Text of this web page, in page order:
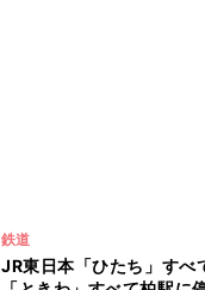
鉄道
JR東日本「ひたち」すべ